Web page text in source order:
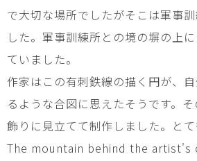
で大切な場所でしたがそこは軍事
した。軍事訓練所との境の塀の上
ていました。
作家はこの有刺鉄線の描く円が、
るような合図に思えたそうです。
飾りに見立てて制作しました。とて
The mountain behind the artist's